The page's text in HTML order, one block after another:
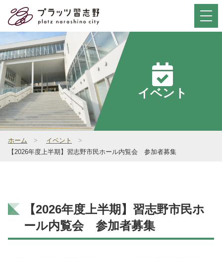
お問い合わせ
サイト内検索
イベント
ホーム > イベント
>
【2026年度上半期】習志野市民ホール内覧会 参加者募集
【2026年度上半期】習志野市民ホ
ール内覧会 参加者募集